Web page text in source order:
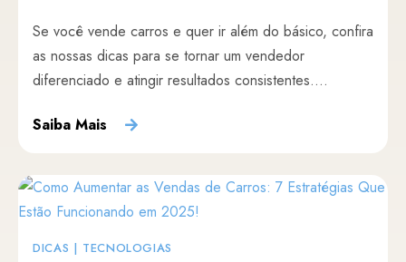
Se você vende carros e quer ir além do básico, confira
as nossas dicas para se tornar um vendedor
diferenciado e atingir resultados consistentes....
Saiba Mais
DICAS | TECNOLOGIAS